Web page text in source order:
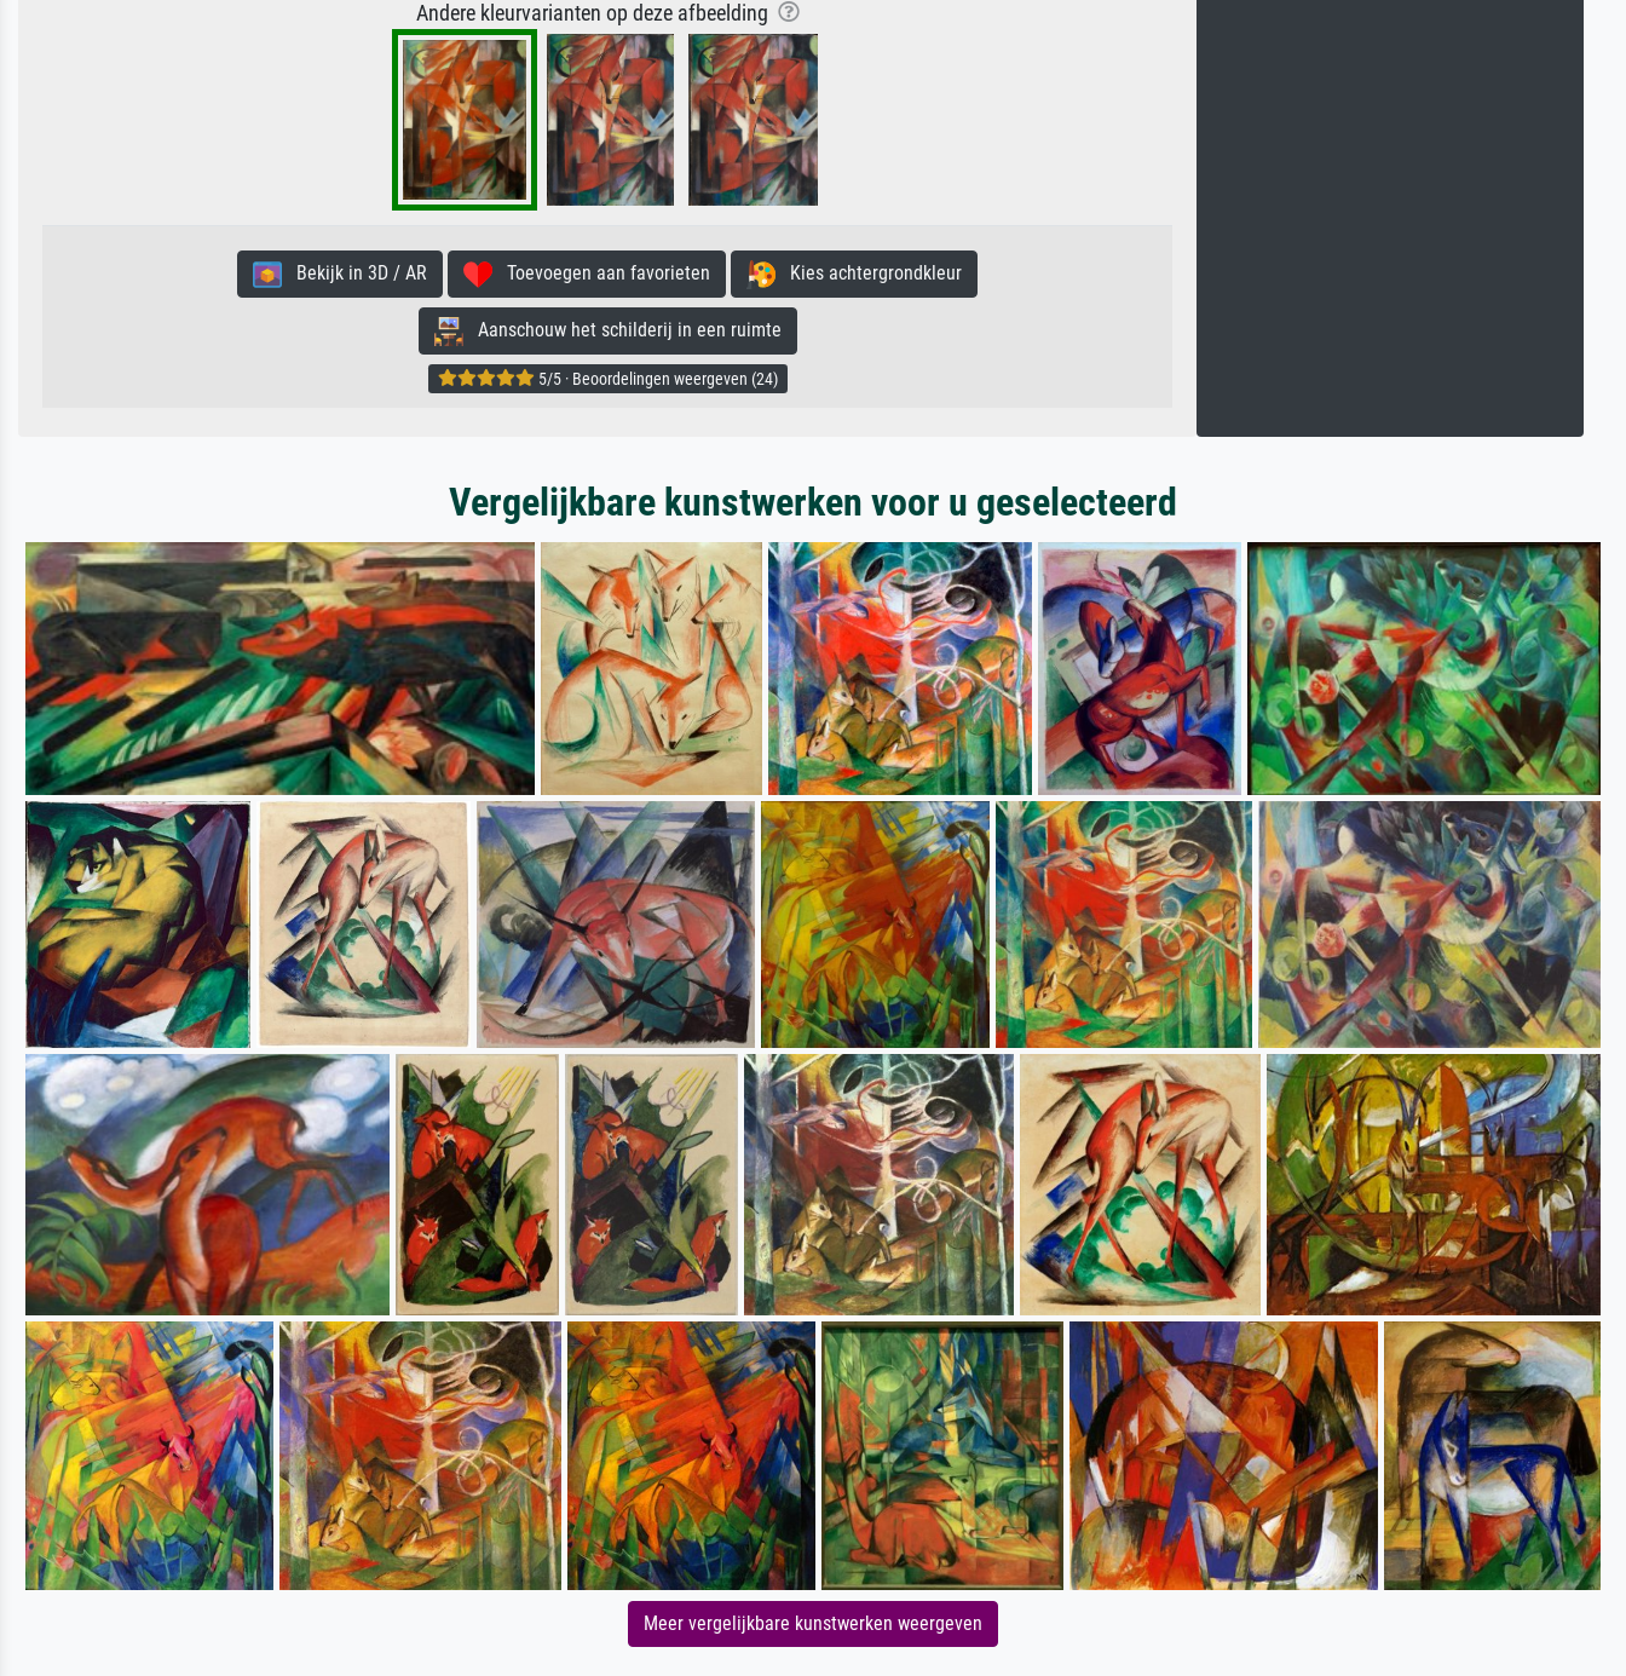
Andere kleurvarianten op deze afbeelding
Bekijk in 3D / AR Toevoegen aan favorieten Kies achtergrondkleur
Aanschouw het schilderij in een ruimte
5/5 · Beoordelingen weergeven (24)
Vergelijkbare kunstwerken voor u geselecteerd
Meer vergelijkbare kunstwerken weergeven